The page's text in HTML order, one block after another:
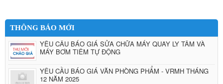
THÔNG BÁO MỚI
YÊU CẦU BÁO GIÁ SỬA CHỮA MÁY QUAY LY TÂM VÀ
MÁY BƠM TIÊM TỰ ĐỘNG
YÊU CẦU BÁO GIÁ VĂN PHÒNG PHẨM - VRMH THÁNG
12 NĂM 2025